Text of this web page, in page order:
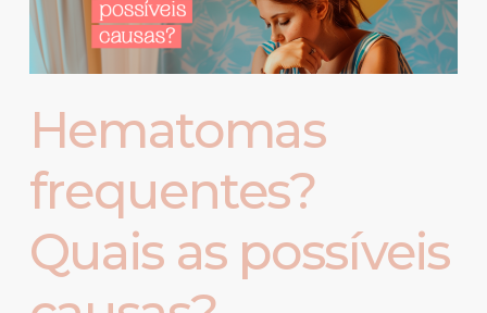
Hematomas
frequentes?
Quais as possíveis